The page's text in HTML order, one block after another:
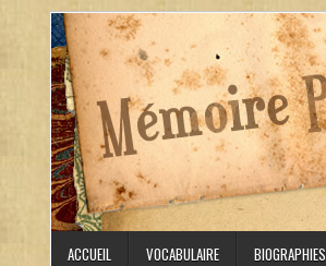
Skip to content
ACCUEIL VOCABULAIRE BIOGRAPHIES